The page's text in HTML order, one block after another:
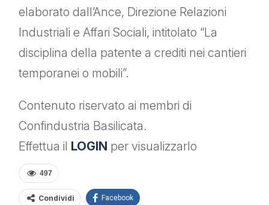
elaborato dall’Ance, Direzione Relazioni
Industriali e Affari Sociali, intitolato “La
disciplina della patente a crediti nei cantieri
temporanei o mobili”.
Contenuto riservato ai membri di
Confindustria Basilicata.
Effettua il LOGIN per visualizzarlo
497
Condividi Facebook